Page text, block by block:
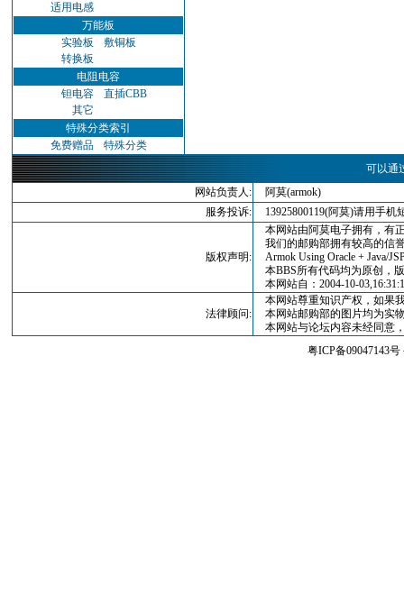
适用电感
万能板
实验板
敷铜板
转换板
电阻电容
钽电容
直插CBB
其它
特殊分类索引
免费赠品
特殊分类
可以通
网站负责人:
阿莫(armok)
服务投诉:
13925800119(阿莫)请用手机
版权声明:
本网站由阿莫电子拥有，有
我们的邮购部拥有较高的信
Armok Using Oracle + Java/
本BBS所有代码均为原创，
本网站自：2004-10-
法律顾问:
本网站尊重知识产权，如果
本网站邮购部的图片均为实
本网站与论坛内容未经同意
粤ICP备09047143